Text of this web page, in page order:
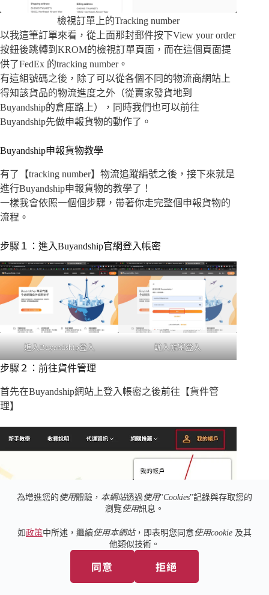
為增進您的 使用體驗， 本網站透過 使用"Cookies"記錄與存取您的
瀏覽 使用訊息。
如政策中所述，繼續 使用本網站，即表明您同意 使用cookie及其
他類似技術。
同意 拒絕
檢視訂單上的Tracking number
以我這筆訂單來看，從上面那封郵件按下View your order
按鈕後跳轉到KROM的檢視訂單頁面，而在這個頁面提
供了FedEx 的tracking number。
有這組號碼之後，除了可以從各個不同的物流商網站上
得知該貨品的物流進度之外（從賣家發貨地到
Buyandship的倉庫路上），同時我們也可以前往
Buyandship先做申報貨物的動作了。
Buyandship申報貨物教學
有了【tracking number】物流追蹤編號之後，接下來就是
進行Buyandship申報貨物的教學了！
一樣我會依照一個個步驟，帶著你走完整個申報貨物的
流程。
步驟１：進入Buyandship官網登入帳密
進入Buyandship登入 輸入帳密登入
步驟２：前往貨件管理
首先在Buyandship網站上登入帳密之後前往【貨件管
理】